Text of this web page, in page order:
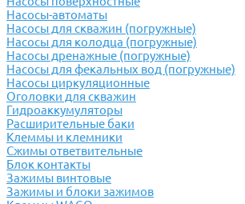
Насосы-автоматы
Насосы для скважин (погружные)
Насосы для колодца (погружные)
Насосы дренажные (погружные)
Насосы для фекальных вод (погружные)
Насосы циркуляционные
Оголовки для скважин
Гидроаккумуляторы
Расширительные баки
Клеммы и клемники
Cжимы ответвительные
Блок контакты
Зажимы винтовые
Зажимы и блоки зажимов